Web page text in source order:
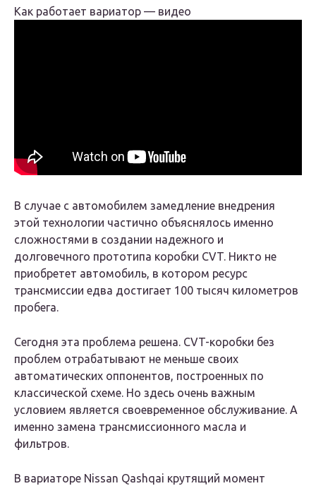
Как работает вариатор — видео
В случае с автомобилем замедление внедрения
этой технологии частично объяснялось именно
сложностями в создании надежного и
долговечного прототипа коробки CVT. Никто не
приобретет автомобиль, в котором ресурс
трансмиссии едва достигает 100 тысяч километров
пробега.
Сегодня эта проблема решена. CVT-коробки без
проблем отрабатывают не меньше своих
автоматических оппонентов, построенных по
классической схеме. Но здесь очень важным
условием является своевременное обслуживание. А
именно замена трансмиссионного масла и
фильтров.
В вариаторе Nissan Qashqai крутящий момент